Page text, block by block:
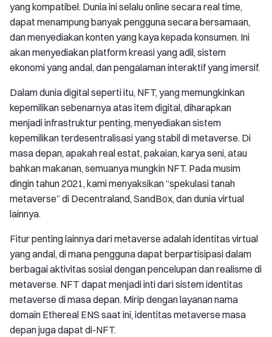
yang kompatibel. Dunia ini selalu online secara real time,
dapat menampung banyak pengguna secara bersamaan,
dan menyediakan konten yang kaya kepada konsumen. Ini
akan menyediakan platform kreasi yang adil, sistem
ekonomi yang andal, dan pengalaman interaktif yang imersif.
Dalam dunia digital seperti itu, NFT, yang memungkinkan
kepemilikan sebenarnya atas item digital, diharapkan
menjadi infrastruktur penting, menyediakan sistem
kepemilikan terdesentralisasi yang stabil di metaverse. Di
masa depan, apakah real estat, pakaian, karya seni, atau
bahkan makanan, semuanya mungkin NFT. Pada musim
dingin tahun 2021, kami menyaksikan “spekulasi tanah
metaverse” di Decentraland, SandBox, dan dunia virtual
lainnya.
Fitur penting lainnya dari metaverse adalah identitas virtual
yang andal, di mana pengguna dapat berpartisipasi dalam
berbagai aktivitas sosial dengan pencelupan dan realisme di
metaverse. NFT dapat menjadi inti dari sistem identitas
metaverse di masa depan. Mirip dengan layanan nama
domain Ethereal ENS saat ini, identitas metaverse masa
depan juga dapat di-NFT.